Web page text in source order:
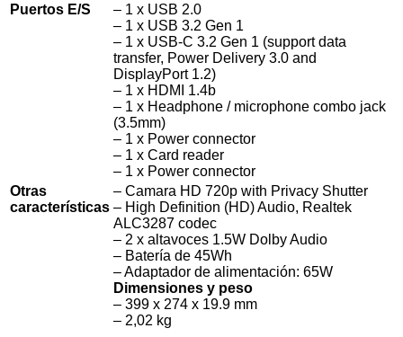
Puertos E/S
– 1 x USB 2.0
– 1 x USB 3.2 Gen 1
– 1 x USB-C 3.2 Gen 1 (support data
transfer, Power Delivery 3.0 and
DisplayPort 1.2)
– 1 x HDMI 1.4b
– 1 x Headphone / microphone combo jack
(3.5mm)
– 1 x Power connector
– 1 x Card reader
– 1 x Power connector
Otras
características
– Camara HD 720p with Privacy Shutter
– High Definition (HD) Audio, Realtek
ALC3287 codec
– 2 x altavoces 1.5W Dolby Audio
– Batería de 45Wh
– Adaptador de alimentación: 65W
Dimensiones y peso
– 399 x 274 x 19.9 mm
– 2,02 kg